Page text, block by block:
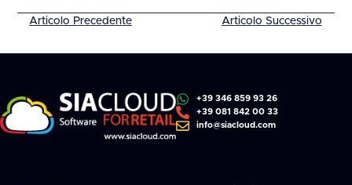
Articolo Precedente Articolo Successivo
+39 346 859 93 26
+39 081 842 00 33
info@siacloud.com